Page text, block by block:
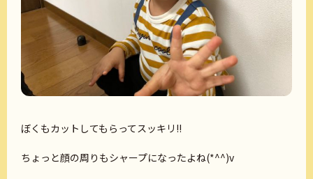
ぼくもカットしてもらってスッキリ!!
ちょっと顔の周りもシャープになったよね(*^^)v